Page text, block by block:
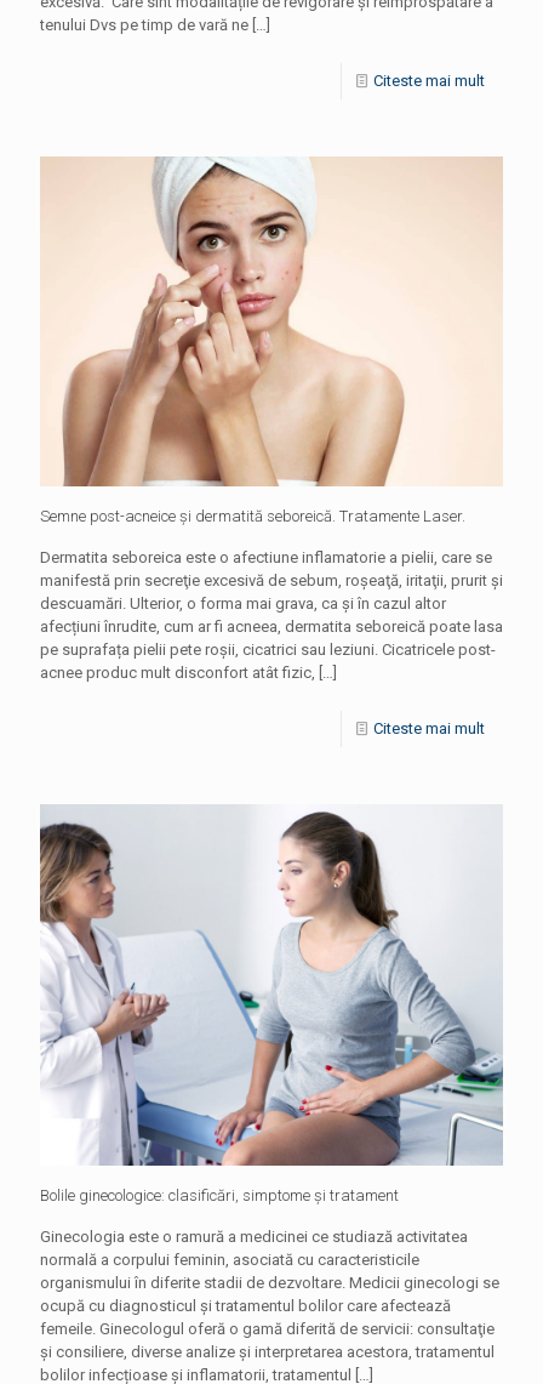
tenului Dvs pe timp de vară ne […]
Citeste mai mult
Semne post-acneice și dermatită seboreică. Tratamente Laser.
Dermatita seboreica este o afectiune inflamatorie a pielii, care se
manifestă prin secreţie excesivă de sebum, roşeaţă, iritaţii, prurit şi
descuamări. Ulterior, o forma mai grava, ca și în cazul altor
afecțiuni înrudite, cum ar fi acneea, dermatita seboreică poate lasa
pe suprafața pielii pete roşii, cicatrici sau leziuni. Cicatricele post-
acnee produc mult disconfort atât fizic, […]
Citeste mai mult
Bolile ginecologice: clasificări, simptome şi tratament
Ginecologia este o ramură a medicinei ce studiază activitatea
normală a corpului feminin, asociată cu caracteristicile
organismului în diferite stadii de dezvoltare. Medicii ginecologi se
ocupă cu diagnosticul și tratamentul bolilor care afectează
femeile. Ginecologul oferă o gamă diferită de servicii: consultaţie
şi consiliere, diverse analize şi interpretarea acestora, tratamentul
bolilor infecțioase și inflamatorii, tratamentul
[…]